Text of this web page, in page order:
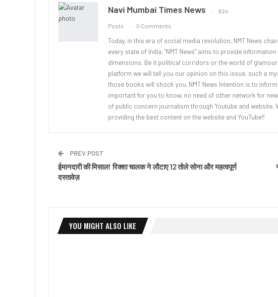
Navi Mumbai Times News 824
Posts 0 Comments
Today, in this era of social media revolution, NMT News
every state of India, "NMT News" aims to provide
dimensions. Be it political corridors or the world of
platform we will tell you our opinion on this issue, such a
those books will shock you, NMT News Intention is to
important for you to know, no need of other network for
of public concern journalism through Youtube and website.
providing the best content on the website and YouTube!!
PREV POST
ईमानदारी की मिसाल! रिक्शा चालक ने लौटाए 12 तोले सोना और महत्वपूर्ण
दस्तावेज़
YOU MIGHT ALSO LIKE